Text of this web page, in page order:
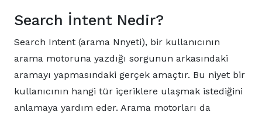
Search İntent Nedir?
Search Intent (arama Nnyeti), bir kullanıcının
arama motoruna yazdığı sorgunun arkasındaki
aramayı yapmasındaki gerçek amaçtır. Bu niyet bir
kullanıcının hangi tür içeriklere ulaşmak istediğini
anlamaya yardım eder. Arama motorları da